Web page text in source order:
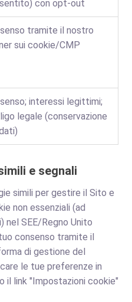
con opt-out
tramite il nostro
sui cookie/CMP
interessi legittimi;
legale (conservazione
e segnali
simili per gestire il Sito e
non essenziali (ad
nel SEE/Regno Unito
consenso tramite il
di gestione del
le tue preferenze in
il link "Impostazioni cookie"